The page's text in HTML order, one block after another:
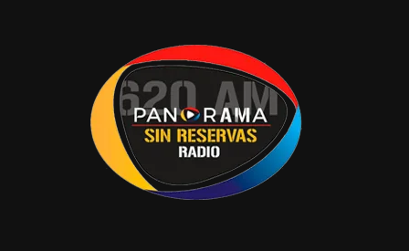
alrededores de Tabasco 2000 al Centro. Y de
acuerdo a los afectados, no ven atractivo para
instalarse en la zona.
No deje escuchar el próximo lunes, el programa A
Fondo, conducido por“Chuy” Sibilla
en el cuadrante del 94.1 de FM.
Haremos una pausa por vacaciones. Nos